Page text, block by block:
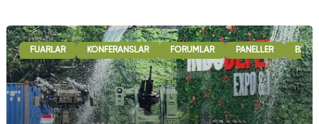
FUARLAR KONFERANSLAR FORUMLAR PANELLER B2B